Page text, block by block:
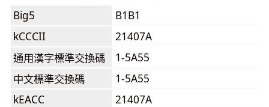
Big5
B1B1
kCCCII
21407A
通用漢字標準交換碼
1-5A55
中文標準交換碼
1-5A55
kEACC
21407A